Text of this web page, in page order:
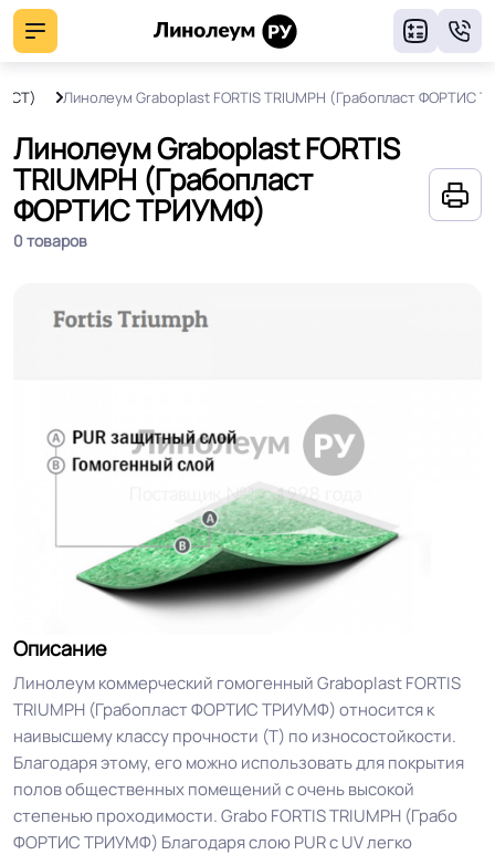
Линолеум Graboplast FORTIS TRIUMPH (Грабопласт ФОРТИС
Линолеум Graboplast FORTIS
TRIUMPH (Грабопласт
ФОРТИС ТРИУМФ)
0 товаров
Описание
Линолеум коммерческий гомогенный Graboplast FORTIS
TRIUMPH (Грабопласт ФОРТИС ТРИУМФ) относится к
наивысшему классу прочности (T) по износостойкости.
Благодаря этому, его можно использовать для покрытия
полов общественных помещений с очень высокой
степенью проходимости. Grabo FORTIS TRIUMPH (Грабо
ФОРТИС ТРИУМФ) Благодаря слою PUR с UV легко